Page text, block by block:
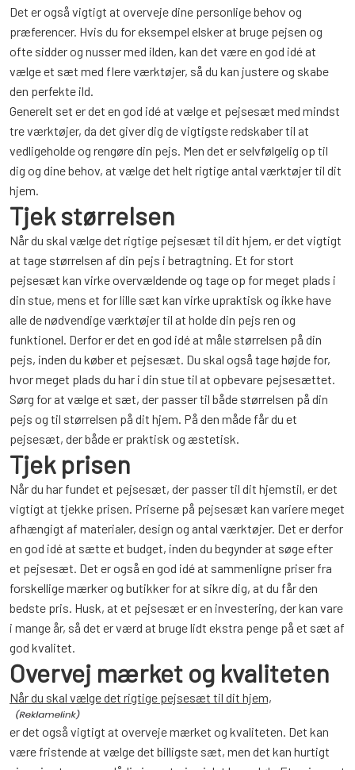
Det er også vigtigt at overveje dine personlige behov og
præferencer. Hvis du for eksempel elsker at bruge pejsen og
ofte sidder og nusser med ilden, kan det være en god idé at
vælge et sæt med flere værktøjer, så du kan justere og skabe
den perfekte ild.
Generelt set er det en god idé at vælge et pejsesæt med mindst
tre værktøjer, da det giver dig de vigtigste redskaber til at
vedligeholde og rengøre din pejs. Men det er selvfølgelig op til
dig og dine behov, at vælge det helt rigtige antal værktøjer til dit
hjem.
Tjek størrelsen
Når du skal vælge det rigtige pejsesæt til dit hjem, er det vigtigt
at tage størrelsen af din pejs i betragtning. Et for stort
pejsesæt kan virke overvældende og tage op for meget plads i
din stue, mens et for lille sæt kan virke upraktisk og ikke have
alle de nødvendige værktøjer til at holde din pejs ren og
funktionel. Derfor er det en god idé at måle størrelsen på din
pejs, inden du køber et pejsesæt. Du skal også tage højde for,
hvor meget plads du har i din stue til at opbevare pejsesættet.
Sørg for at vælge et sæt, der passer til både størrelsen på din
pejs og til størrelsen på dit hjem. På den måde får du et
pejsesæt, der både er praktisk og æstetisk.
Tjek prisen
Når du har fundet et pejsesæt, der passer til dit hjemstil, er det
vigtigt at tjekke prisen. Priserne på pejsesæt kan variere meget
afhængigt af materialer, design og antal værktøjer. Det er derfor
en god idé at sætte et budget, inden du begynder at søge efter
et pejsesæt. Det er også en god idé at sammenligne priser fra
forskellige mærker og butikker for at sikre dig, at du får den
bedste pris. Husk, at et pejsesæt er en investering, der kan vare
i mange år, så det er værd at bruge lidt ekstra penge på et sæt af
god kvalitet.
Overvej mærket og kvaliteten
Når du skal vælge det rigtige pejsesæt til dit hjem,
er det også vigtigt at overveje mærket og kvaliteten. Det kan
være fristende at vælge det billigste sæt, men det kan hurtigt